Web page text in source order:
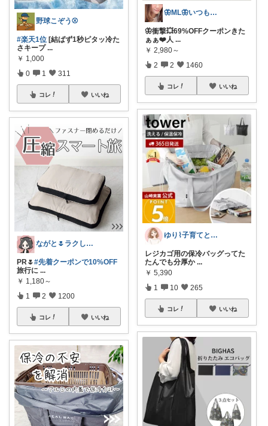
野球こぞう⚾️
#楽天1位 [結ばず1秒ピタッ冷た
さキープ ...
￥ 1,000
0 1 311
コレ いいね
ながと🌷ラクしてときめく暮らし
PR🌷#先着クーポンで10%OFF
旅行に ...
￥ 1,180～
1 2 1200
コレ いいね
🦋ML🦋いつもありがとう💓
🦋衝撃💥69%OFFクーポンきた
ぁぁ❤️人 ...
￥ 2,980～
2 2 1460
コレ いいね
ゆり⌇子育てと暮らし🌷
レジカゴ用の保冷バッグってた
たんでも分厚か ...
￥ 5,390
1 10 265
コレ いいね